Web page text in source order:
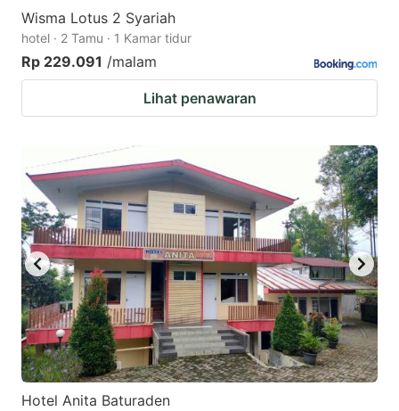
Wisma Lotus 2 Syariah
hotel · 2 Tamu · 1 Kamar tidur
Rp 229.091 /malam
Lihat penawaran
Hotel Anita Baturaden